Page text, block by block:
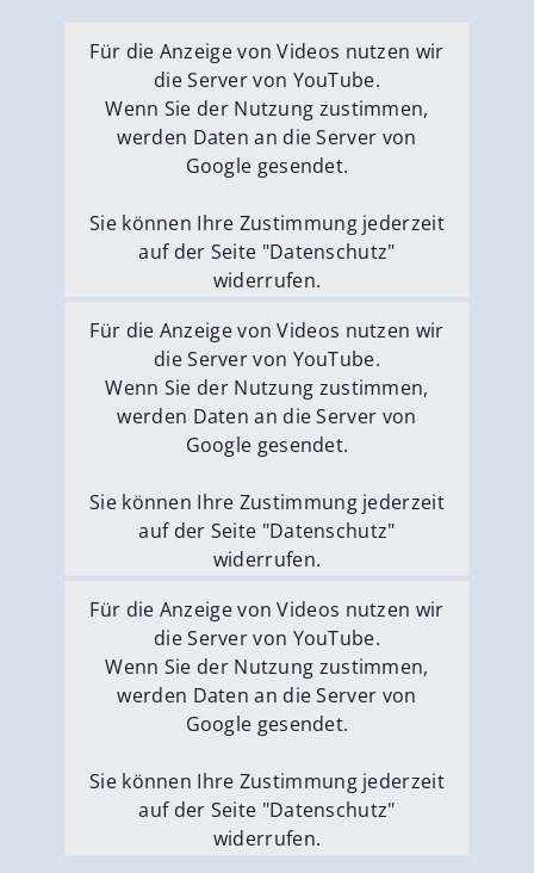
Für die Anzeige von Videos nutzen wir
die Server von YouTube.
Wenn Sie der Nutzung zustimmen,
werden Daten an die Server von
Google gesendet.
Sie können Ihre Zustimmung jederzeit
auf der Seite "Datenschutz"
widerrufen.
Externe Medien erlauben
Für die Anzeige von Videos nutzen wir
die Server von YouTube.
Wenn Sie der Nutzung zustimmen,
werden Daten an die Server von
Google gesendet.
Sie können Ihre Zustimmung jederzeit
auf der Seite "Datenschutz"
widerrufen.
Externe Medien erlauben
Für die Anzeige von Videos nutzen wir
die Server von YouTube.
Wenn Sie der Nutzung zustimmen,
werden Daten an die Server von
Google gesendet.
Sie können Ihre Zustimmung jederzeit
auf der Seite "Datenschutz"
widerrufen.